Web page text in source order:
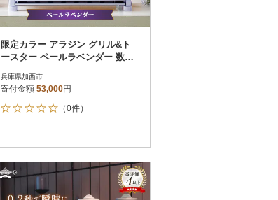
限定カラー アラジン グリル&ト
ースター ペールラベンダー 数量
兵庫県加西市
寄付金額 53,000円
（0件）